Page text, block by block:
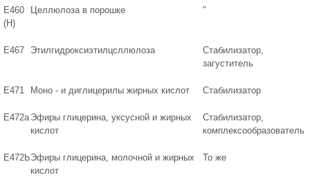
Е460
(H)
Целлюлоза в порошке "
Е467 Этилгидроксиэтилцсллюлоза
Стабилизатор,
загуститель
Е471 Моно - и диглицерилы жирных кислот Стабилизатор
Е472а Эфиры глицерина, уксусной и жирных
кислот
Стабилизатор,
комплексообразователь
Е472ЬЭфиры глицерина, молочной и жирных
кислот
То же